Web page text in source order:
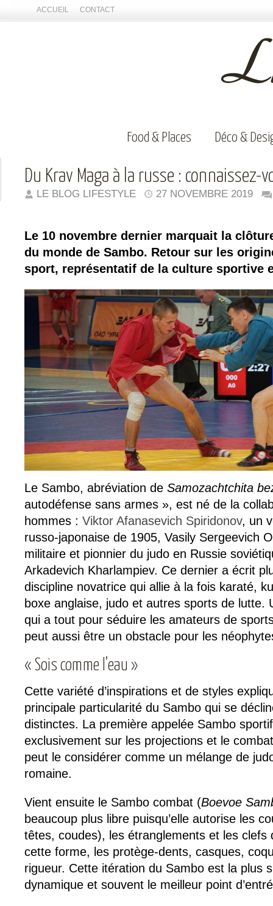
ACCUEIL CONTACT
Food & Places Déco &
Du Krav Maga à la russe : connaissez-
LE BLOG LIFESTYLE 27 NOVEMBRE 2019
Le 10 novembre dernier marquait la
du monde de Sambo. Retour sur les
sport, représentatif de la culture sportive
Le Sambo, abréviation de Samozachtchita
autodéfense sans armes », est né de la
hommes : Viktor Afanasevich Spiridonov, un
russo-japonaise de 1905, Vasily Sergeevich
militaire et pionnier du judo en Russie
Arkadevich Kharlampiev. Ce dernier a écrit
discipline novatrice qui allie à la fois karaté,
boxe anglaise, judo et autres sports de lutte.
qui a tout pour séduire les amateurs de
peut aussi être un obstacle pour les
« Sois comme l’eau »
Cette variété d’inspirations et de styles
principale particularité du Sambo qui se
distinctes. La première appelée Sambo
exclusivement sur les projections et le
peut le considérer comme un mélange de
romaine.
Vient ensuite le Sambo combat (Boevoe
beaucoup plus libre puisqu’elle autorise les
têtes, coudes), les étranglements et les clefs
cette forme, les protège-dents, casques,
rigueur. Cette itération du Sambo est la plus
dynamique et souvent le meilleur point